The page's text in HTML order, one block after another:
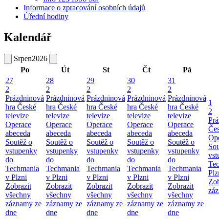
Informace o zpracování osobních údajů
Úřední hodiny
Kalendář
Srpen2026
Po
Út St Čt
Pá
27
2
Prázdninová
hra České
televize
Operace
abeceda
Soutěž o
vstupenky
do
Techmania
v Plzni
Zobrazit
všechny
záznamy ze
dne
28
2
Prázdninová
hra České
televize
Operace
abeceda
Soutěž o
vstupenky
do
Techmania
v Plzni
Zobrazit
všechny
záznamy ze
dne
29
2
Prázdninová
hra České
televize
Operace
abeceda
Soutěž o
vstupenky
do
Techmania
v Plzni
Zobrazit
všechny
záznamy ze
dne
30
2
Prázdninová
hra České
televize
Operace
abeceda
Soutěž o
vstupenky
do
Techmania
v Plzni
Zobrazit
všechny
záznamy ze
dne
31
2
Prázdninová
hra České
televize
Operace
abeceda
Soutěž o
vstupenky
do
Techmania
v Plzni
Zobrazit
všechny
záznamy ze
dne
1
2